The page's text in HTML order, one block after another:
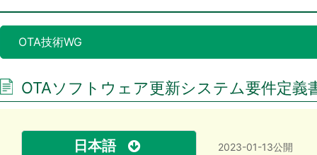
OTA技術WG
OTAソフトウェア更新システム要件定義
日本語 2023-01-13公開